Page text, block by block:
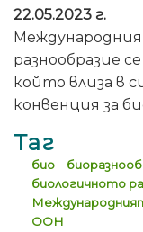
22.05.2023 г.
разнообразие
който влиза в
конвенция за
Таг
био
биологичното
ООН